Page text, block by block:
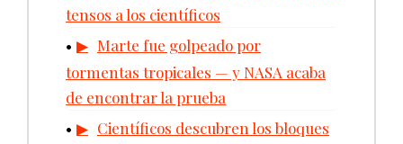
tensos a los científicos
Marte fue golpeado por
tormentas tropicales — y NASA acaba
de encontrar la prueba
Científicos descubren los bloques